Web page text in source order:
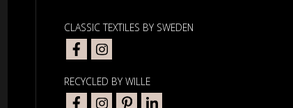
CLASSIC TEXTILES BY SWEDEN
RECYCLED BY WILLE